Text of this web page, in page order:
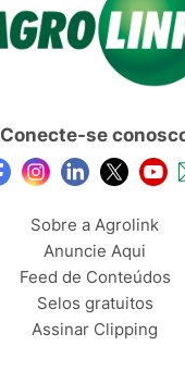
Conecte-se
Sobre a Agrolink
Anuncie Aqui
Feed de Conteúdos
Selos gratuitos
Assinar Clipping